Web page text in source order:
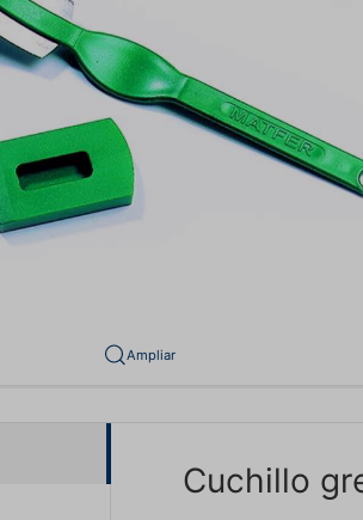
Ampliar
Cuchillo